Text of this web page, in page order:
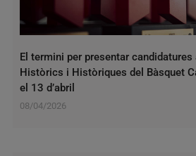
El termini per presentar
Històrics i Històriques del Bàsquet
el 13 d’abril
08/04/2026